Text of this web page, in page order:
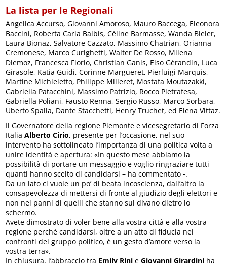
La lista per le Regionali
Angelica Accurso, Giovanni Amoroso, Mauro Baccega, Eleonora
Baccini, Roberta Carla Balbis, Céline Barmasse, Wanda Bieler,
Laura Bionaz, Salvatore Cazzato, Massimo Chatrian, Orianna
Cremonese, Marco Curighetti, Walter De Rosso, Milena
Diemoz, Francesca Florio, Christian Ganis, Elso Gérandin, Luca
Girasole, Katia Guidi, Corinne Margueret, Pierluigi Marquis,
Martine Michieletto, Philippe Milleret, Mostafa Moutazakki,
Gabriella Patacchini, Massimo Patrizio, Rocco Pietrafesa,
Gabriella Poliani, Fausto Renna, Sergio Russo, Marco Sorbara,
Uberto Spalla, Dante Stacchetti, Henry Truchet, ed Elena Vittaz.
Il Governatore della regione Piemonte e vicesegretario di Forza
ItaliaAlberto Cirio, presente per l’occasione, nel suo
intervento ha sottolineato l’importanza di una politica volta a
unire identità e apertura: «In questo mese abbiamo la
possibilità di portare un messaggio e voglio ringraziare tutti
quanti hanno scelto di candidarsi – ha commentato -.
Da un lato ci vuole un po’ di beata incoscienza, dall’altro la
consapevolezza di mettersi di fronte al giudizio degli elettori e
non nei panni di quelli che stanno sul divano dietro lo
schermo.
Avete dimostrato di voler bene alla vostra città e alla vostra
regione perché candidarsi, oltre a un atto di fiducia nei
confronti del gruppo politico, è un gesto d’amore verso la
vostra terra».
In chiusura, l’abbraccio tra Emily Rini eGiovanni Girardini ha